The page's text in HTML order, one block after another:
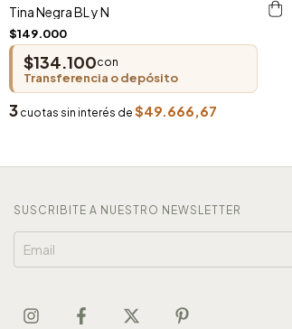
Tina Negra BL y N
$149.000
$134.100con
Transferencia o depósito
3 cuotas sin interés de $49.666,67
SUSCRIBITE A NUESTRO NEWSLETTER